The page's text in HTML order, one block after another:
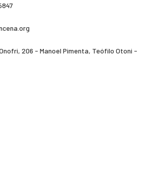
206 - Manoel Pimenta, Teófilo Otoni -